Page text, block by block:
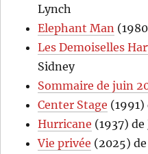
Lynch
Elephant Man
Les Demoiselles
Sidney
Sommaire de juin
Center Stage (1991)
Hurricane (1937)
Vie privée (2025)